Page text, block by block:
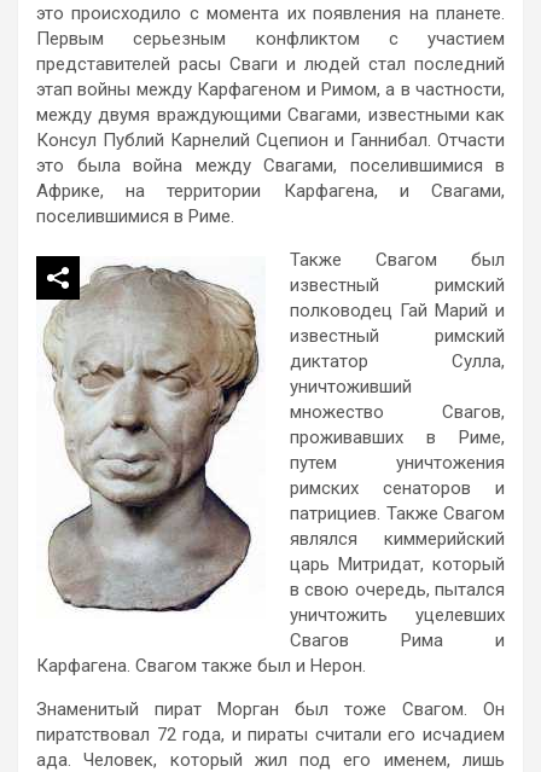
это происходило с момента их появления на планете.
Первым серьезным конфликтом с участием
представителей расы Сваги и людей стал последний
этап войны между Карфагеном и Римом, а в частности,
между двумя враждующими Свагами, известными как
Консул Публий Карнелий Сцепион и Ганнибал. Отчасти
это была война между Свагами, поселившимися в
Африке, на территории Карфагена, и Свагами,
поселившимися в Риме.
Также Свагом был
известный римский
полководец Гай Марий и
известный римский
диктатор Сулла,
уничтоживший
множество Свагов,
проживавших в Риме,
путем уничтожения
римских сенаторов и
патрициев. Также Свагом
являлся киммерийский
царь Митридат, который
в свою очередь, пытался
уничтожить уцелевших
Свагов Рима и
Карфагена. Свагом также был и Нерон.
Знаменитый пират Морган был тоже Свагом. Он
пиратствовал 72 года, и пираты считали его исчадием
ада. Человек, который жил под его именем, лишь